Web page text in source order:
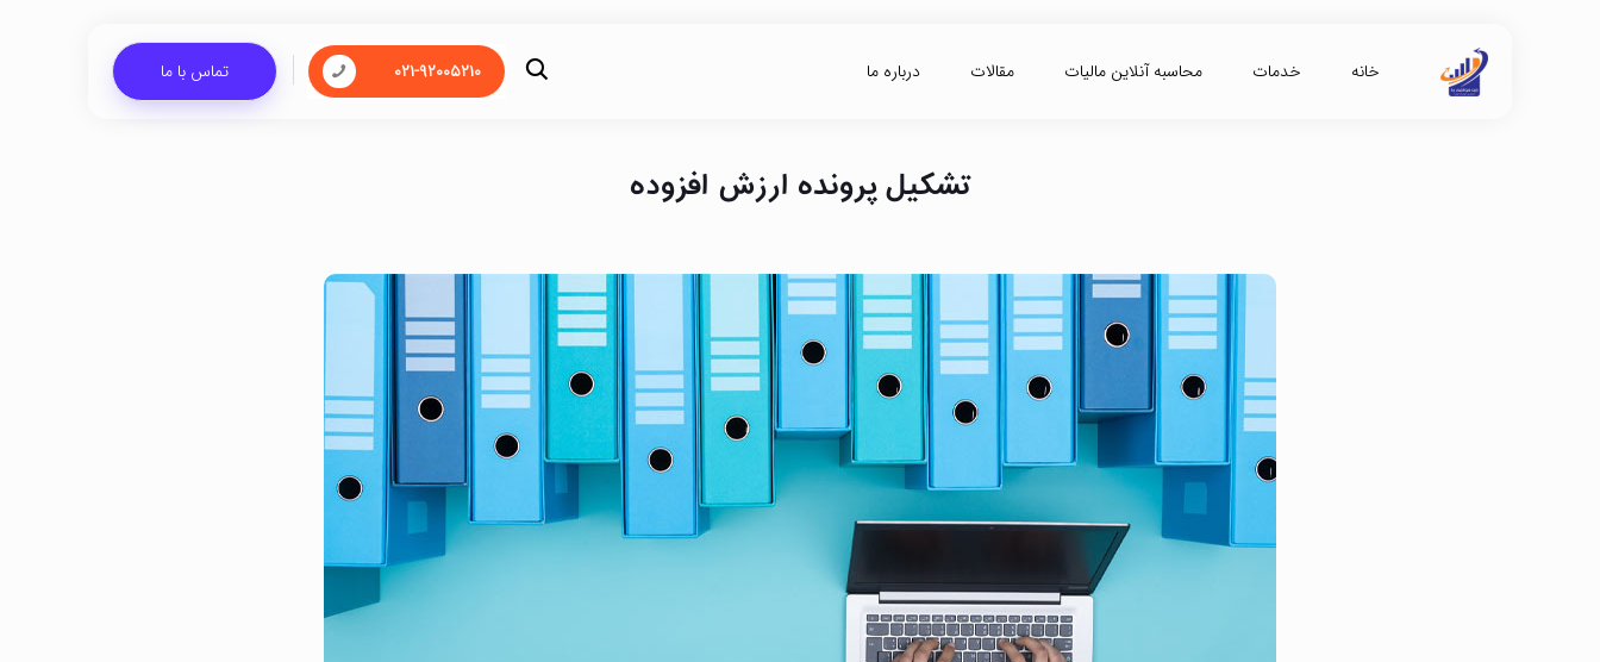
خانه خدمات محاسبه آنلاین مالیات مقالات درباره ما ۰۲۱-۹۲۰۰۵۲۱۰ تماس با ما
تشکیل پرونده ارزش افزوده